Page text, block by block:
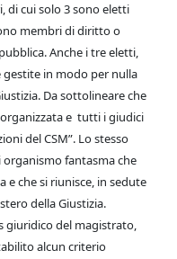
di cui solo 3 sono eletti
membri di diritto o
Anche i tre eletti,
gestite in modo per nulla
Da sottolineare che
e tutti i giudici
del CSM”. Lo stesso
organismo fantasma che
e che si riunisce, in sedute
della Giustizia.
giuridico del magistrato,
alcun criterio